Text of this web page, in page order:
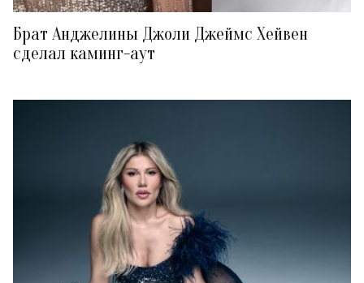
Брат Анджелины Джоли Джеймс Хейвен
сделал каминг-аут